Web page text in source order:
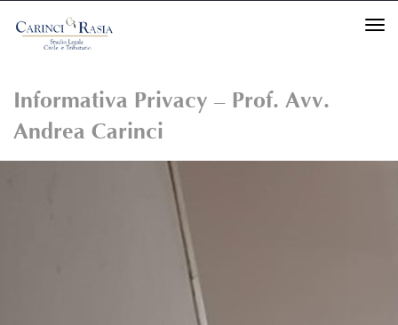
Informativa Privacy – Prof. Avv.
Andrea Carinci